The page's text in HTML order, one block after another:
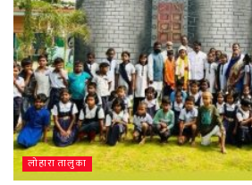
लोहारा तालुका